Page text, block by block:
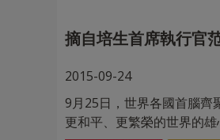
摘自培生首席執行官
2015-09-24
9月25日，世界各國首腦齊
更和平、更繁榮的世界的雄